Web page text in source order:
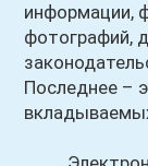
информации,
фотографий,
Последнее –